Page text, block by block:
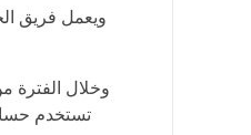
ويعمل فريق
تستخدم